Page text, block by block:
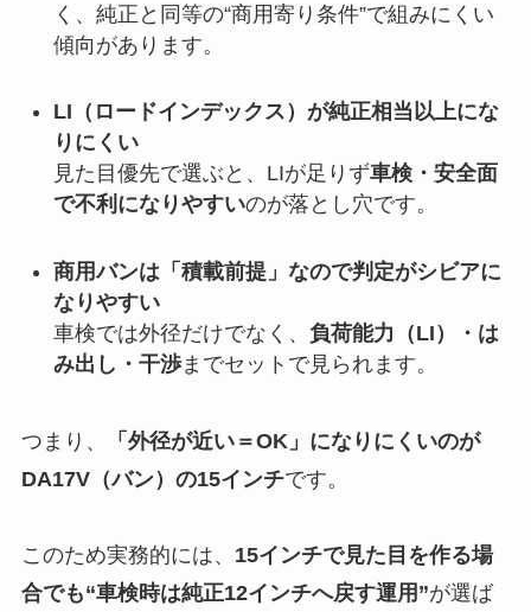
く、純正と同等の“商用寄り条件”で組みにくい
傾向があります。
LI（ロードインデックス）が純正相当以上にな
りにくい
見た目優先で選ぶと、LIが足りず車検・安全面
で不利になりやすいのが落とし穴です。
商用バンは「積載前提」なので判定がシビアに
なりやすい
車検では外径だけでなく、 負荷能力（LI）・は
み出し・干渉までセットで見られます。
つまり、
「外径が近い＝OK」になりにくいのが
DA17V（バン）の15インチです。
このため実務的には、 15インチで見た目を作る場
合でも“車検時は純正12インチへ戻す運用”が選ば